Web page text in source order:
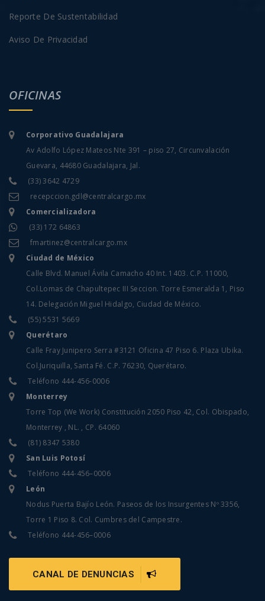
Reporte De Sustentabilidad
Aviso De Privacidad
OFICINAS
Corporativo Guadalajara
Av Adolfo López Mateos Nte 391 – piso 27, Circunvalación
Guevara, 44680 Guadalajara, Jal.
(33) 3642 4729
recepccion.gdl@centralcargo.mx
Comercializadora
(33) 172 64863
fmartinez@centralcargo.mx
Ciudad de México
Calle Blvd. Manuel Ávila Camacho 40 Int. 1403. C.P. 11000,
Col.Lomas de Chapultepec III Seccion. Torre Esmeralda 1, Piso
14. Delegación Miguel Hidalgo, Ciudad de México.
(55) 5531 5669
Querétaro
Calle Fray Junipero Serra #3121 Oficina 47 Piso 6. Plaza Ubika.
Col.Juriquilla, Santa Fé. C.P. 76230, Querétaro.
Teléfono 444-456-0006
Monterrey
Torre Top (We Work) Constitución 2050 Piso 42, Col. Obispado,
Monterrey , NL. , CP. 64060
(81) 8347 5380
San Luis Potosí
Teléfono 444-456–0006
León
Nodus Puerta Bajío León. Paseos de los Insurgentes Nº 3356,
Torre 1 Piso 8. Col. Cumbres del Campestre.
Teléfono 444-456–0006
CANAL DE DENUNCIAS